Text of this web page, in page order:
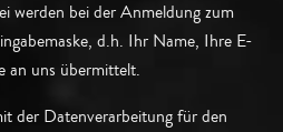
werden bei der Anmeldung zum
d.h. Ihr Name, Ihre E-
an uns übermittelt.
der Datenverarbeitung für den